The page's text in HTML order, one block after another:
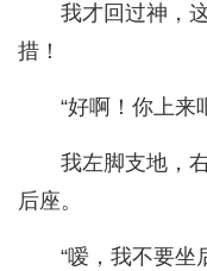
我才回过神，
措！
“好啊！你上来
我左脚支地，
后座。
“嗳，我不要坐